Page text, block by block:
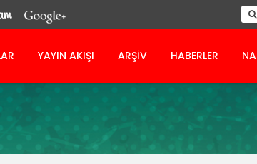
YAYIN AKIŞI ARŞİV HABERLER